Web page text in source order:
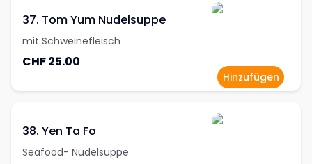
37. Tom Yum Nudelsuppe
mit Schweinefleisch
CHF 25.00
Hinzufügen
38. Yen Ta Fo
Seafood- Nudelsuppe